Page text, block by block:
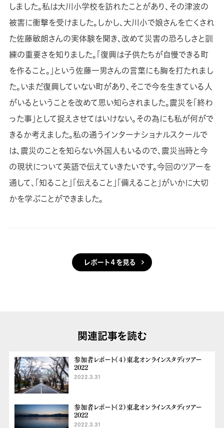
しました。私は大川小学校を訪れたことがあり、その津波の
被害に衝撃を受けました。しかし、大川小で娘さんを亡くされ
た佐藤敏朗さんの実体験を聞き、改めて災害の恐ろしさと訓
練の重要さを知りました。「復興は子供たちが自慢できる町
を作ること。」という佐藤一男さんの言葉にも胸を打たれまし
た。いまだ復興していない町があり、そこで今を生きている人
がいるということを改めて思い知らされました。震災を「終わ
った事」として捉えさせてはいけない。その為にも私が何がで
きるか考えました。私の通うインターナショナルスクールで
は、震災のことを知らない外国人もいるので、震災当時と今
の現状について英語で伝えていきたいです。今回のツアーを
通して、「知ること」「伝えること」「備えること」がいかに大切
かを学ぶことができました。
レポート４を見る
関連記事を読む
参加者レポート（４）東北オンラインスタディツアー
2022
2022.3.31
参加者レポート（２）東北オンラインスタディツアー
2022
2022.3.31